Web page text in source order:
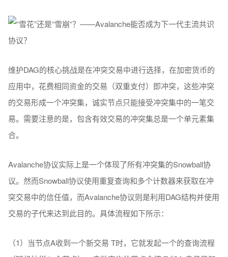
维护DAG的核心挑战是在冲突交易中进行选择，在加密货币的
应用中，花费相同资金的交易（双重支付）即冲突，这些冲突
的交易形成一个冲突集，诚实节点只能接受冲突集中的一笔交
易。需要注意的是，包含有效交易的冲突集总是一个单元素集
合。
Avalanche协议实际上是一个体现了所有冲突集的Snowball协
议。然而Snowball协议使用重复查询和多个计数器来获取在冲
突交易中的信任值，而Avalanche协议则是利用DAG结构并使用
交易的子代来达到此目的。具体流程如下所示：
（1）当节点A收到一个新交易 T时，它就发起一个的查询流程